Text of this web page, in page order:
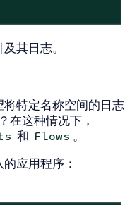
其日志。
特定名称空间的日志
在这种情况下，
和 Flows 。
应用程序：